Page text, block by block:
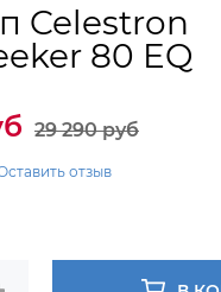
Celestron
80 EQ
29 290 руб
отзыв